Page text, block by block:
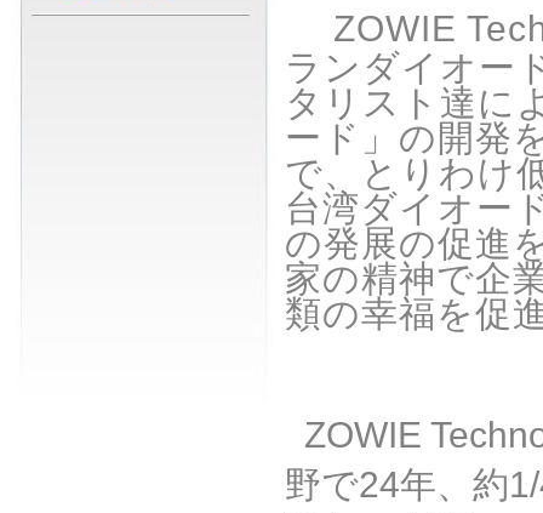
ZOWIE
ランダイオー
タリスト達に
ード」の開発
で、とりわけ
台湾ダイオー
の発展の促進
家の精神で企
類の幸福を促
ZOWIE
野で24年、約